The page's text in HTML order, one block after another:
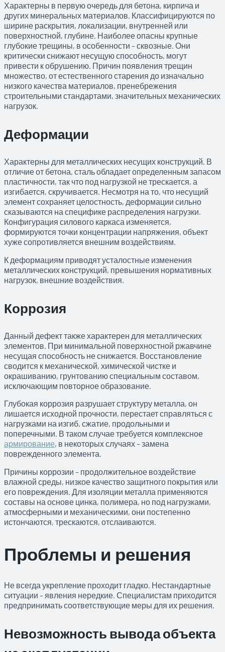
Характерны в первую очередь для бетона, кирпича и
других минеральных материалов. Классифицируются по
ширине раскрытия, локализации, внутренней или
поверхностной, глубине. Наиболее опасны крупные
глубокие трещины, в особенности – сквозные. Они
критически снижают несущую способность, могут
привести к обрушению. Причин появления трещин
множество, от естественного старения до изначально
низкого качества материалов, пренебрежения
строительными стандартами, значительных механических
нагрузок.
Деформации
Характерны для металлических несущих конструкций. В
отличие от бетона, сталь обладает определенным запасом
пластичности, так что под нагрузкой не трескается, а
изгибается, скручивается. Несмотря на то, что несущий
элемент сохраняет целостность, деформации сильно
сказываются на специфике распределения нагрузки.
Конфигурация силового каркаса изменяется,
формируются точки концентрации напряжения, объект
хуже сопротивляется внешним воздействиям.
К деформациям приводят усталостные изменения
металлических конструкций, превышения нормативных
нагрузок, внешние воздействия.
Коррозия
Данный дефект также характерен для металлических
элементов. При минимальной поверхностной ржавчине
несущая способность не снижается. Восстановление
сводится к механической, химической чистке и
окрашиванию, грунтованию специальным составом,
исключающим повторное образование.
Глубокая коррозия разрушает структуру металла, он
лишается исходной прочности, перестает справляться с
нагрузками на изгиб, сжатие, продольными и
поперечными. В таком случае требуется комплексное
армирование, в некоторых случаях – замена
поврежденного элемента.
Причины коррозии – продолжительное воздействие
влажной среды, низкое качество защитного покрытия или
его повреждения. Для изоляции металла применяются
составы на основе цинка, полимера, но под нагрузками,
атмосферными и механическими, они постепенно
истончаются, трескаются, отслаиваются.
Проблемы и решения
Не всегда укрепление проходит гладко. Нестандартные
ситуации – явления нередкие. Специалистам приходится
предпринимать соответствующие меры для их решения.
Невозможность вывода объекта